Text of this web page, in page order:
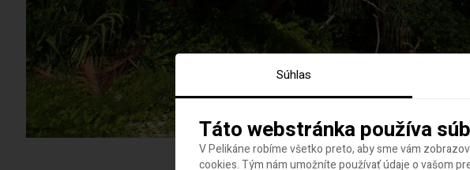
Súhlas
Táto webstránka používa
V Pelikáne robíme všetko preto, aby sme vám
cookies. Tým nám umožníte používať údaje o vašom